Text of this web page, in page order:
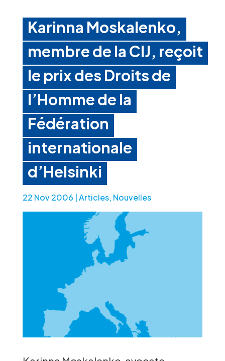
Karinna Moskalenko,
membre de la CIJ, reçoit
le prix des Droits de
l’Homme de la
Fédération
internationale
d’Helsinki
22 Nov 2006 Articles, Nouvelles